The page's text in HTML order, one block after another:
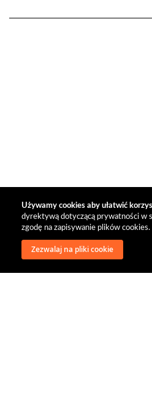
Używamy cookies aby ułatwić
dyrektywą dotyczącą prywatności w
zgodę na zapisywanie plików cookies.
Zezwalaj na pliki cookie